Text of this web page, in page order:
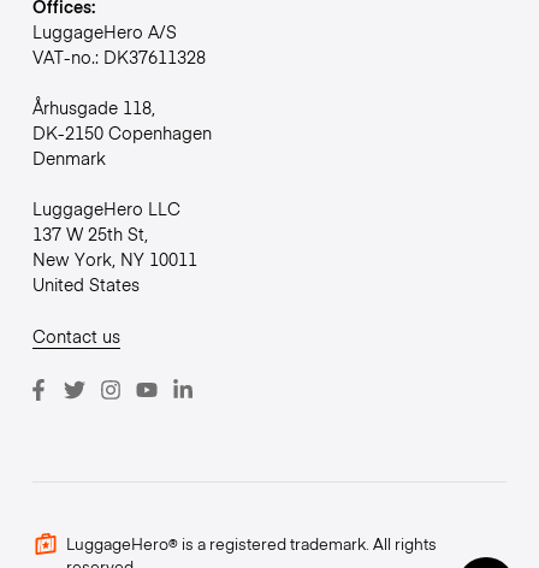
Offices:
LuggageHero A/S
VAT-no.: DK37611328
Århusgade 118,
DK-2150 Copenhagen
Denmark
LuggageHero LLC
137 W 25th St,
New York, NY 10011
United States
Contact us
LuggageHero® is a registered trademark. All rights